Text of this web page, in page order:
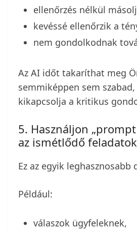
ellenőrzés nélkül
kevéssé ellenőrzik a
nem gondolkodnak
Az AI időt takaríthat meg
semmiképpen sem
kikapcsolja a kritikus
5. Használjon
az ismétlődő
Ez az egyik leghasznosabb
Például:
válaszok ügyfeleknek,